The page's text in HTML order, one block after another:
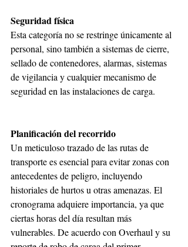
Seguridad física
Esta categoría no se restringe únicamente al
personal, sino también a sistemas de cierre,
sellado de contenedores, alarmas, sistemas
de vigilancia y cualquier mecanismo de
seguridad en las instalaciones de carga.
Planificación del recorrido
Un meticuloso trazado de las rutas de
transporte es esencial para evitar zonas con
antecedentes de peligro, incluyendo
historiales de hurtos u otras amenazas. El
cronograma adquiere importancia, ya que
ciertas horas del día resultan más
vulnerables. De acuerdo con Overhaul y su